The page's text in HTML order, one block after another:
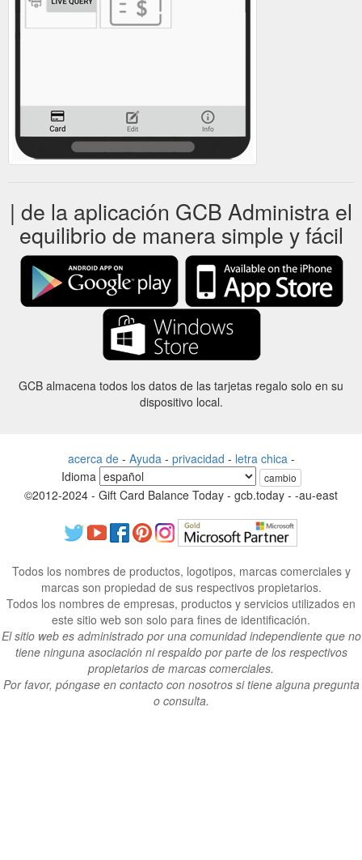
| de la aplicación GCB Administra el
equilibrio de manera simple y fácil
GCB almacena todos los datos de las tarjetas regalo solo en su
dispositivo local.
acerca de- Ayuda - privacidad - letra chica -
Idioma
cambio
©2012-2024 - Gift Card Balance Today - gcb.today - -au-east
Todos los nombres de productos, logotipos, marcas comerciales y
marcas son propiedad de sus respectivos propietarios.
Todos los nombres de empresas, productos y servicios utilizados en
este sitio web son solo para fines de identificación.
El sitio web es administrado por una comunidad independiente que no
tiene ninguna asociación ni respaldo por parte de los respectivos
propietarios de marcas comerciales.
Por favor, póngase en contacto con nosotros si tiene alguna pregunta
o consulta.